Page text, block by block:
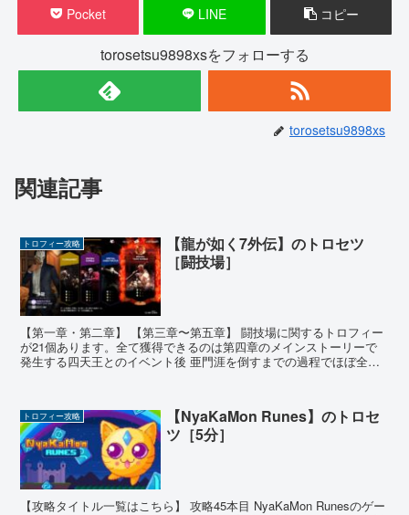
Pocket LINE コピー
torosetsu9898xsをフォローする
torosetsu9898xs
関連記事
トロフィー攻略
【龍が如く7外伝】のトロセツ
［闘技場］
【第一章・第二章】 【第三章〜第五章】 闘技場に関するトロフィー
が21個あります。全て獲得できるのは第四章のメインストーリーで
発生する四天王とのイベント後 亜門涯を倒すまでの過程でほぼ全て
トロフィー攻略
【NyaKaMon Runes】のトロセ
ツ［5分］
【攻略タイトル一覧はこちら】 攻略45本目 NyaKaMon Runesのゲー